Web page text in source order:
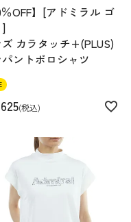
レタン15% IVLのみ裏地
トレッチ
％OFF】[アドミラル ゴ
]
ズ カラタッチ+(PLUS)
ントポロシャツ
税込